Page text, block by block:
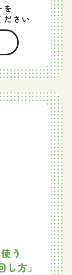
を
ださい
う
方」